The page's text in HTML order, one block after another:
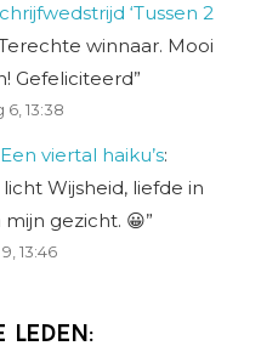
‘Tussen 2
winnaar. Mooi
Gefeliciteerd”
6, 13:38
Een viertal haiku’s:
Wijsheid, liefde in
mijn gezicht. 😀”
13:46
leden: